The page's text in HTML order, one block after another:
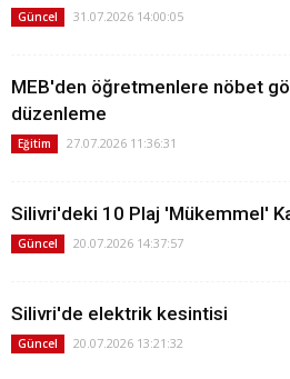
Güncel 31.07.2026 14:00:05
MEB'den öğretmenlere nöbet
düzenleme
Eğitim 27.07.2026 11:36:31
Silivri'deki 10 Plaj 'Mükemmel'
Güncel 20.07.2026 14:37:57
Silivri'de elektrik kesintisi
Güncel 20.07.2026 13:21:32